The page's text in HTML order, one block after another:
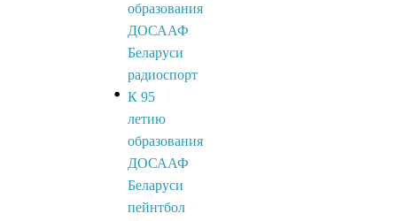
образования
ДОСААФ
Беларуси
радиоспорт
К 95
летию
образования
ДОСААФ
Беларуси
пейнтбол